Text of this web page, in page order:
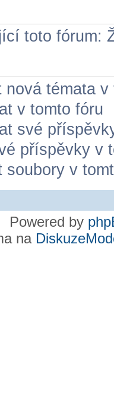
toto fórum:
nová témata v
v tomto fóru
své
příspěvky v
soubory v
Powered by
na